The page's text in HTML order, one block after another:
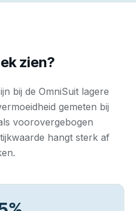
zien?
bij de OmniSuit lagere
gemeten bij
voorovergebogen
hangt sterk af